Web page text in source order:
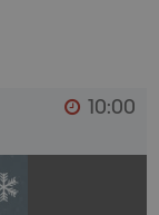
10:00